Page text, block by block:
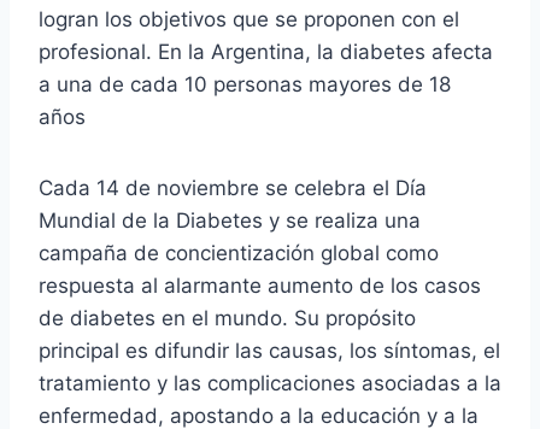
logran los objetivos que se proponen con el
profesional. En la Argentina, la diabetes afecta
a una de cada 10 personas mayores de 18
años
Cada 14 de noviembre se celebra el Día
Mundial de la Diabetes y se realiza una
campaña de concientización global como
respuesta al alarmante aumento de los casos
de diabetes en el mundo. Su propósito
principal es difundir las causas, los síntomas, el
tratamiento y las complicaciones asociadas a la
enfermedad, apostando a la educación y a la